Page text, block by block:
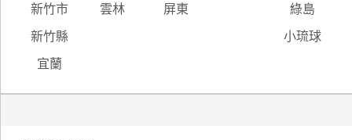
新竹市 雲林 屏東 綠島
新竹縣 小琉球
宜蘭